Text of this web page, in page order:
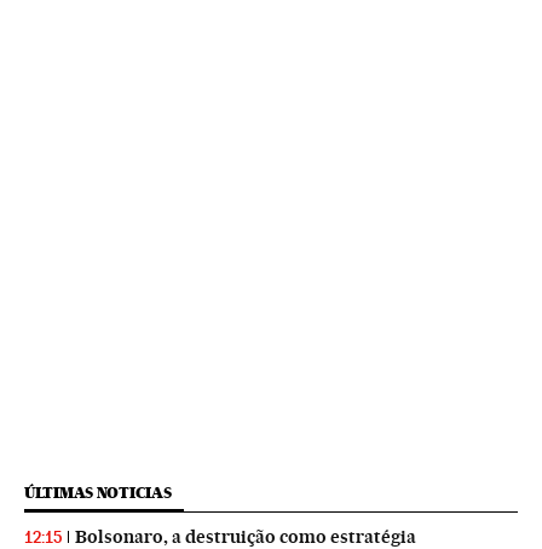
ÚLTIMAS NOTICIAS
12:15 Bolsonaro, a destruição como estratégia